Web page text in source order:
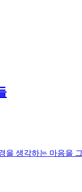
을 생각하는 마음을